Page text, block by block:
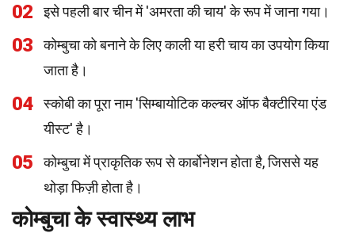
02 इसे पहली बार चीन में 'अमरता की चाय' के रूप में जाना गया।
03
कोम्बुचा को बनाने के लिए काली या हरी चाय का उपयोग किया
जाता है।
04
स्कोबी का पूरा नाम 'सिम्बायोटिक कल्चर ऑफ बैक्टीरिया एंड
यीस्ट' है।
05
कोम्बुचा में प्राकृतिक रूप से कार्बोनेशन होता है, जिससे यह
थोड़ा फिज़ी होता है।
कोम्बुचा के स्वास्थ्य लाभ